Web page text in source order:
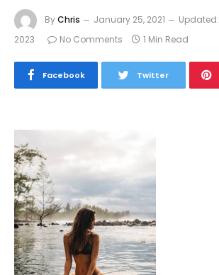
ByChris January 25, 2021 Updated:
2023
No Comments 1 Min Read
Facebook Twitter